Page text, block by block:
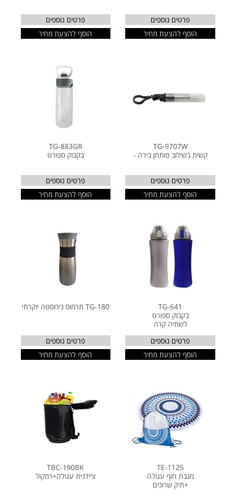
פרטים נוספים
הוסף להצעת מחיר
פרטים נוספים
הוסף להצעת מחיר
TG-9707W
קשית בשילוב פותחן בירה -
פרטים נוספים
הוסף להצעת מחיר
TG-883GR
בקבוק ספורט
פרטים נוספים
הוסף להצעת מחיר
TG-641
בקבוק ספורט
לשתיה קרה
פרטים נוספים
הוסף להצעת מחיר
TG-180 תרמוס נירוסטה יוקרתי
פרטים נוספים
הוסף להצעת מחיר
TE-1125
מגבת חוף עגולה
+תיק שרוכים
TBC-190BK
ציידנית עגולה+רמקול